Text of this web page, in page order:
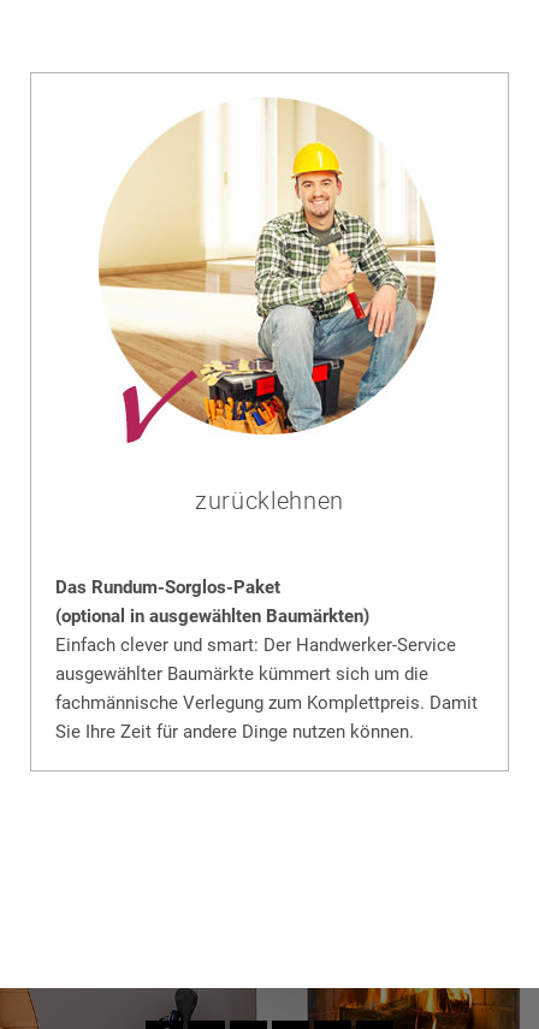
zurücklehnen
Das Rundum-Sorglos-Paket
(optional in ausgewählten Baumärkten)
Einfach clever und smart: Der Handwerker-Service
ausgewählter Baumärkte kümmert sich um die
fachmännische Verlegung zum Komplettpreis. Damit
Sie Ihre Zeit für andere Dinge nutzen können.